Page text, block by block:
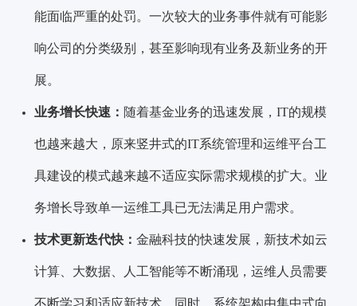
能面临严重的处罚。一次较大的业务事件就有可能影
响公司的分类级别，甚至影响现有业务及新业务的开
展。
业务增长快速： 随着基金业务的迅速发展，IT的规模
也越来越大，原来竖井式的IT系统管理和运维平台工
具建设的模式越来越不适应实际需求规模的扩大。业
务增长导致单一运维工具已无法满足用户需求。
技术更新迭代快：金融科技的快速发展，新技术如云
计算、大数据、人工智能等不断涌现，运维人员需要
不断学习和适应新技术。同时，系统架构由集中式向